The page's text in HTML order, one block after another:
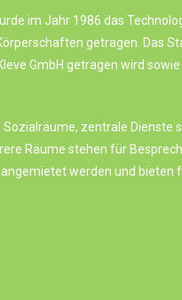
im Jahr 1986 das
getragen. Das
GmbH getragen wird
zentrale Dienste
Räume stehen für
werden und